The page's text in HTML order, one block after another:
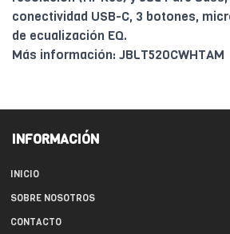
conectividad USB-C, 3 botones,
de ecualización EQ.
Más información: JBLT520CWHTAM
INFORMACIÓN
INICIO
SOBRE NOSOTROS
CONTACTO